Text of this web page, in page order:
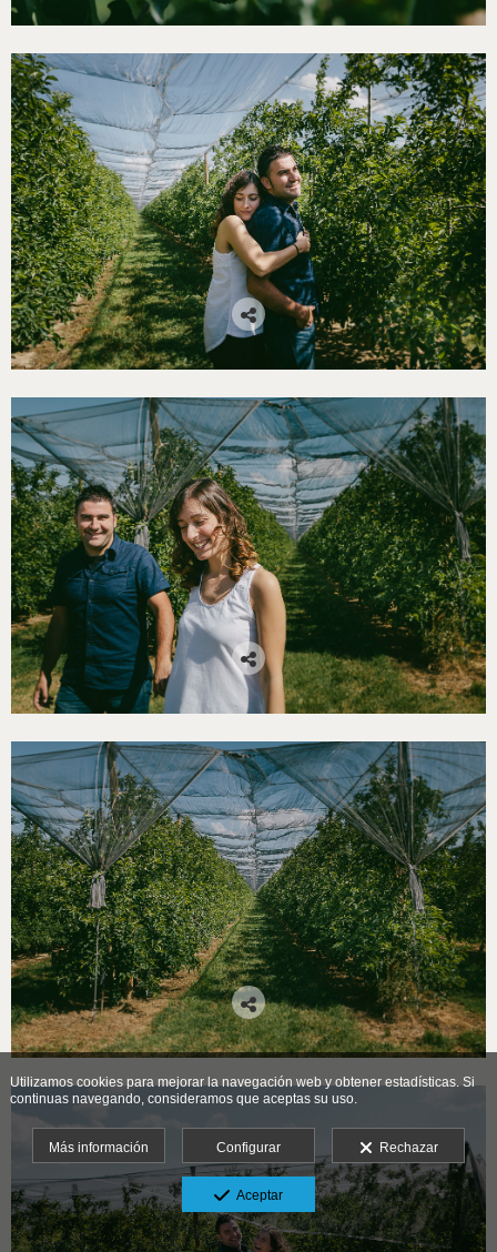
Utilizamos cookies para mejorar la navegación web y obtener estadísticas. Si
continuas navegando, consideramos que aceptas su uso.
Más información Configurar Rechazar
Aceptar